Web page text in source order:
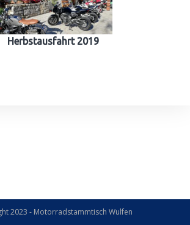
Herbstausfahrt 2019
2023 - Motorradstammtisch Wulfen